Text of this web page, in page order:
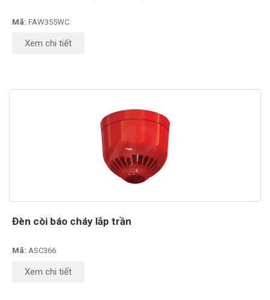
Mã: FAW355WC
Xem chi tiết
Đèn còi báo cháy lắp trần
Mã: ASC366
Xem chi tiết